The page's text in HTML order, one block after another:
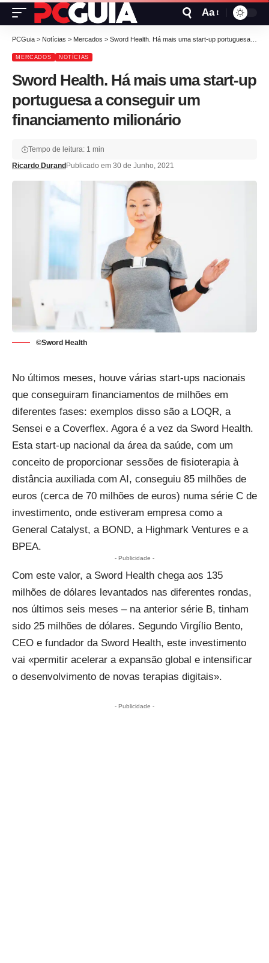
Aa
PCGuia > Notícias > Mercados > Sword Health. Há mais uma start-up portuguesa a conseguir um financiamento milionário
MERCADOS NOTÍCIAS
Sword Health. Há mais uma start-up
portuguesa a conseguir um
financiamento milionário
Ricardo Durand Publicado em 30 de Junho, 2021
Tempo de leitura: 1 min
©Sword Health
No últimos meses, houve várias start-ups nacionais
que conseguiram financiamentos de milhões em
diferentes fases: exemplos disso são a LOQR, a
Sensei e a Coverflex. Agora é a vez da Sword Health.
Esta start-up nacional da área da saúde, com um
conceito de proporcionar sessões de fisioterapia à
distância auxiliada com AI, conseguiu 85 milhões de
euros (cerca de 70 milhões de euros) numa série C de
investimento, onde estiveram empresa como a
General Catalyst, a BOND, a Highmark Ventures e a
BPEA.
- Publicidade -
Com este valor, a Sword Health chega aos 135
milhões de dólares levantados nas diferentes rondas,
nos últimos seis meses – na anterior série B, tinham
sido 25 milhões de dólares. Segundo Virgílio Bento,
CEO e fundador da Sword Health, este investimento
vai «permitir acelerar a expansão global e intensificar
o desenvolvimento de novas terapias digitais».
- Publicidade -